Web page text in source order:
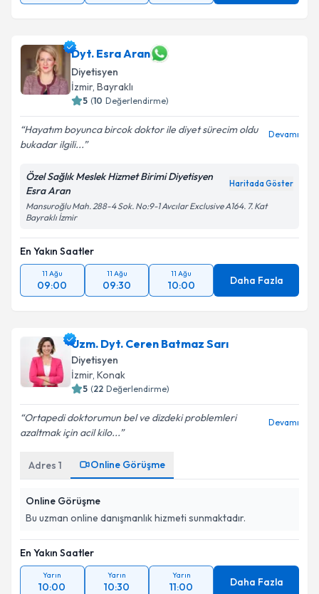
Dyt. Esra Aran
Diyetisyen
İzmir, Bayraklı
5 (10 Değerlendirme)
Hayatım boyunca bircok doktor ile diyet sürecim oldu
bukadar ilgili...
Devamı
Özel Sağlık Meslek Hizmet Birimi Diyetisyen
Esra Aran
Haritada Göster
Mansuroğlu Mah. 288-4 Sok. No:9-1 Avcılar Exclusive A164. 7. Kat
Bayraklı İzmir
En Yakın Saatler
11 Ağu
09:00
11 Ağu
09:30
11 Ağu
10:00 Daha Fazla
Uzm. Dyt. Ceren Batmaz Sarı
Diyetisyen
İzmir, Konak
5 (22 Değerlendirme)
Ortapedi doktorumun bel ve dizdeki problemleri
azaltmak için acil kilo...
Devamı
Adres 1 Online Görüşme
Online Görüşme
Bu uzman online danışmanlık hizmeti sunmaktadır.
En Yakın Saatler
Yarın
10:00
Yarın
10:30
Yarın
11:00 Daha Fazla